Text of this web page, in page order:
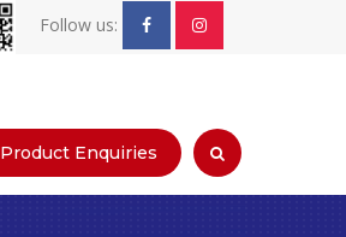
Follow us:
Product Enquiries